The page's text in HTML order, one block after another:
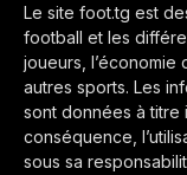
Le site foot.tg est
football et les
joueurs,
autres sports. Les
sont données à titre
conséquence,
sous sa